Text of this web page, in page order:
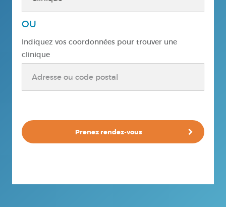
OU
Indiquez vos coordonnées pour trouver une
clinique
Prenez rendez-vous